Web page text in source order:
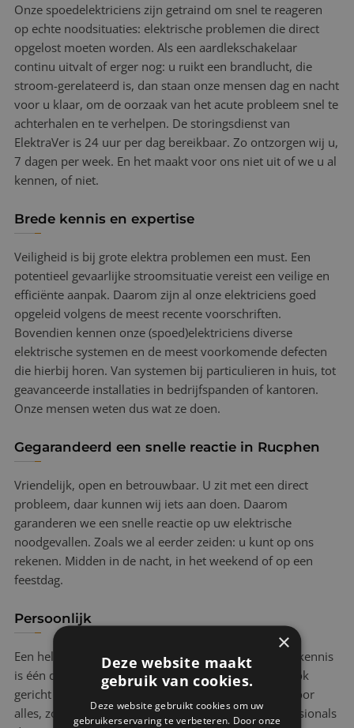
Onze spoedelektriciens zijn getraind om snel te reageren
op echte noodsituaties: elektrische problemen die direct
opgelost moeten worden. Als een aardlekschakelaar
continu uitvalt of erger nog: u ruikt een brandlucht, die
stroom-gerelateerd is, dan staan onze mensen dag en nacht
voor u klaar, om de oorzaak van het acute probleem snel te
achterhalen en te verhelpen. De storingsdienst van
ElektraVer is 24 uur per dag bereikbaar. Zo ontzorgen wij u,
7 dagen per week. En het maakt voor ons niet uit of we u al
kennen, of niet.
Brede kennis en expertise
Veiligheid is bij grote elektra problemen een must. Een
potentieel gevaarlijke stroomsituatie vereist een veilige en
efficiënte aanpak. Daarom zijn al onze elektriciens goed
opgeleid volgens de meest recente voorschriften.
Bovendien kennen onze (spoed)elektriciens diverse
elektrische systemen en de meest voorkomende defecten
die hierbij horen. Van systemen bij particulieren in huis, tot
geavanceerde installaties in bedrijfspanden of kantoren.
Onze mensen weten dus wat ze doen.
Gegarandeerd een snelle reactie in Rucphen
Vriendelijk, open en betrouwbaar. U zit met een direct
probleem, daar kunnen wij iets aan doen. Daarom
garanderen we een snelle reactie op uw elektrische
noodgevallen. Zoals we al eerder zeiden: u kunt op ons
rekenen. Midden in de nacht, in het weekend of op een
feestdag.
Persoonlijk
Een heldere uitleg van onze mensen ter plaatse met kennis
is één ding. Bij ElektraVer is onze spoedelektricien ook
gericht op het bieden van gemoedsrust. Veiligheid voor
alles, zo snel mogelijk handelen, dankzij onze professionals
×
Deze website maakt
gebruik van cookies.
Deze website gebruikt cookies om uw
gebruikerservaring te verbeteren. Door onze